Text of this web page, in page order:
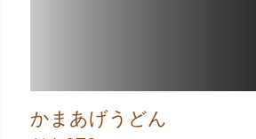
かまあげうどん